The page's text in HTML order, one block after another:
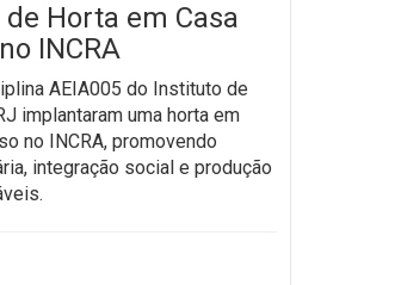
Horta em Casa
INCRA
AEIA005 do Instituto de
implantaram uma horta em
no INCRA, promovendo
integração social e produção